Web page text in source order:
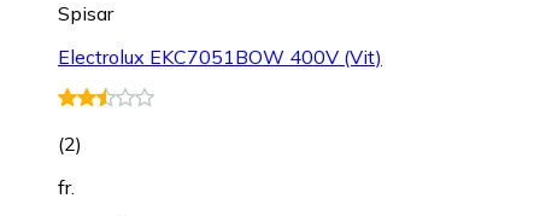
Spisar
Electrolux EKC7051BOW 400V (Vit)
(2)
fr.